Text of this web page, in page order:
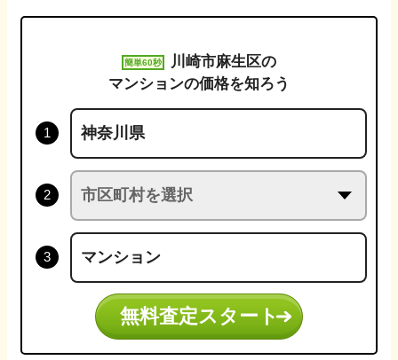
簡単60秒 川崎市麻生区の
マンションの価格を知ろう
無料査定スタート